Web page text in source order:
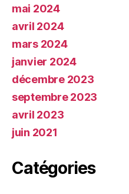
mai 2024
avril 2024
mars 2024
janvier 2024
décembre 2023
septembre 2023
avril 2023
juin 2021
Catégories